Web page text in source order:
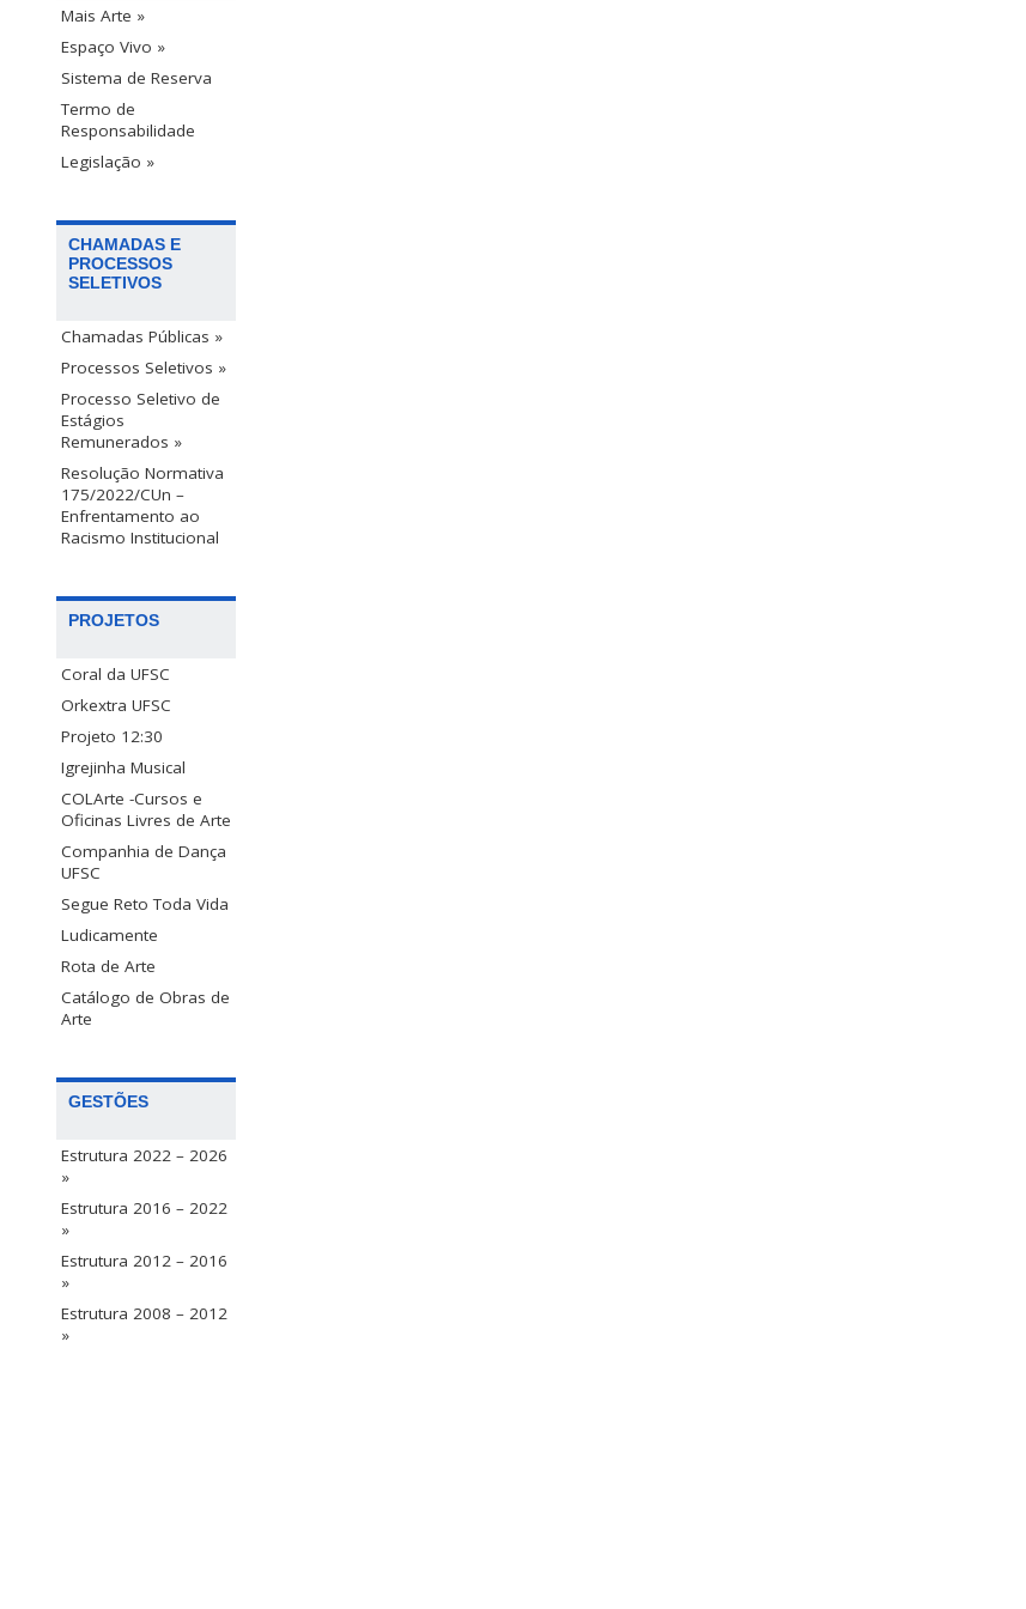
Mais Arte »
Espaço Vivo »
Sistema de Reserva
Termo de
Responsabilidade
Legislação »
CHAMADAS E
PROCESSOS
SELETIVOS
Chamadas Públicas »
Processos Seletivos »
Processo Seletivo de
Estágios
Remunerados »
Resolução Normativa
175/2022/CUn –
Enfrentamento ao
Racismo Institucional
PROJETOS
Coral da UFSC
Orkextra UFSC
Projeto 12:30
Igrejinha Musical
COLArte -Cursos e
Oficinas Livres de Arte
Companhia de Dança
UFSC
Segue Reto Toda Vida
Ludicamente
Rota de Arte
Catálogo de Obras de
Arte
GESTÕES
Estrutura 2022 – 2026
»
Estrutura 2016 – 2022
»
Estrutura 2012 – 2016
»
Estrutura 2008 – 2012
»